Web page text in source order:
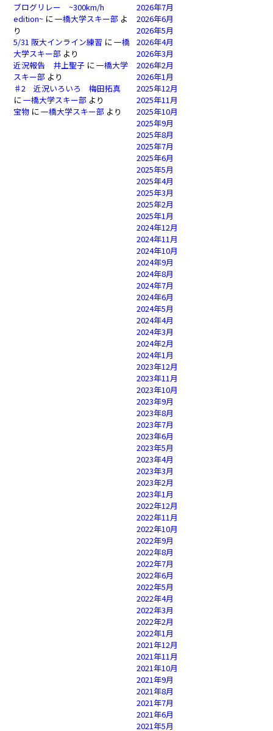
ブログリレー ~300km/h
edition~ に一橋大学スキー部 よ
り
5/31 阪大インライン練習 に一橋
大学スキー部 より
近況報告 井上聖子 に一橋大学
スキー部 より
♯2 近況いろいろ 梅田拓真
に一橋大学スキー部 より
宝物 に一橋大学スキー部 より
2026年7月
2026年6月
2026年5月
2026年4月
2026年3月
2026年2月
2026年1月
2025年12月
2025年11月
2025年10月
2025年9月
2025年8月
2025年7月
2025年6月
2025年5月
2025年4月
2025年3月
2025年2月
2025年1月
2024年12月
2024年11月
2024年10月
2024年9月
2024年8月
2024年7月
2024年6月
2024年5月
2024年4月
2024年3月
2024年2月
2024年1月
2023年12月
2023年11月
2023年10月
2023年9月
2023年8月
2023年7月
2023年6月
2023年5月
2023年4月
2023年3月
2023年2月
2023年1月
2022年12月
2022年11月
2022年10月
2022年9月
2022年8月
2022年7月
2022年6月
2022年5月
2022年4月
2022年3月
2022年2月
2022年1月
2021年12月
2021年11月
2021年10月
2021年9月
2021年8月
2021年7月
2021年6月
2021年5月